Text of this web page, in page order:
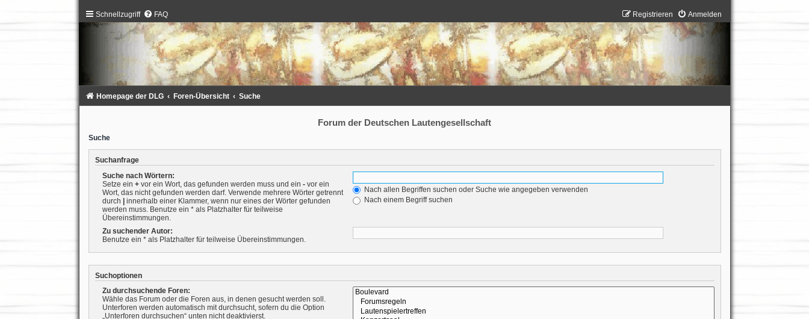
Schnellzugriff FAQ Anmelden
Registrieren
Homepage der DLG Foren-Übersicht Suche
Forum der Deutschen Lautengesellschaft
Suche
Suchanfrage
Suche nach Wörtern:
Setze ein +vor ein Wort, das gefunden werden muss und ein -vor ein
Wort, das nicht gefunden werden darf. Verwende mehrere Wörter getrennt
durch
innerhalb einer Klammer, wenn nur eines der Wörter gefunden
werden muss. Benutze ein * als Platzhalter für teilweise
Übereinstimmungen.
Nach allen Begriffen suchen oder Suche wie angegeben verwenden
Nach einem Begriff suchen
Zu suchender Autor:
Benutze ein * als Platzhalter für teilweise Übereinstimmungen.
Suchoptionen
Zu durchsuchende Foren:
Wähle das Forum oder die Foren aus, in denen gesucht werden soll.
Unterforen werden automatisch mit durchsucht, sofern du die Option
„Unterforen durchsuchen“ unten nicht deaktivierst.